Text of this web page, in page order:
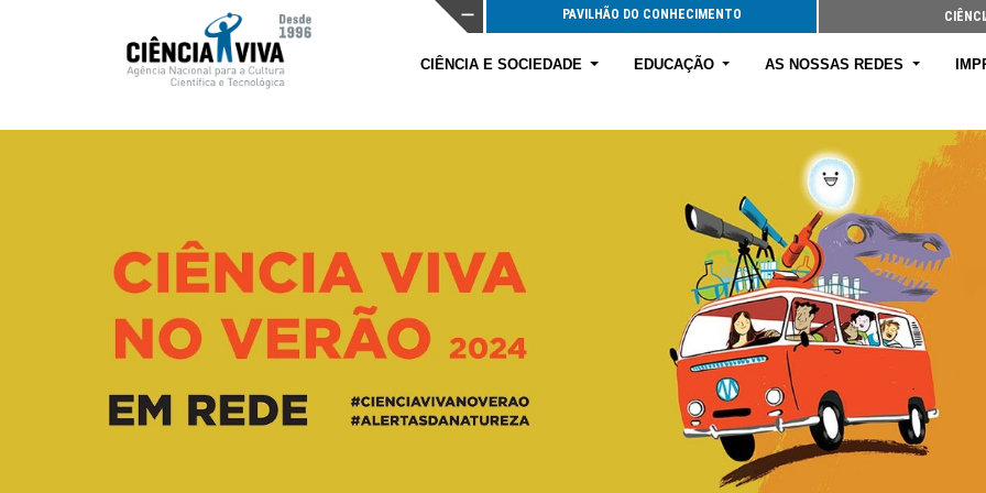
PAVILHÃO DO CONHECIMENTO
CIÊNCIA E SOCIEDADE EDUCAÇÃO AS NOSSAS REDES